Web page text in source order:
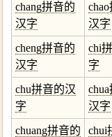
chang拼音的
汉字
汉字
cheng拼音的
汉字
chi
字
chu拼音的汉
字
汉字
chuang拼音的
chui